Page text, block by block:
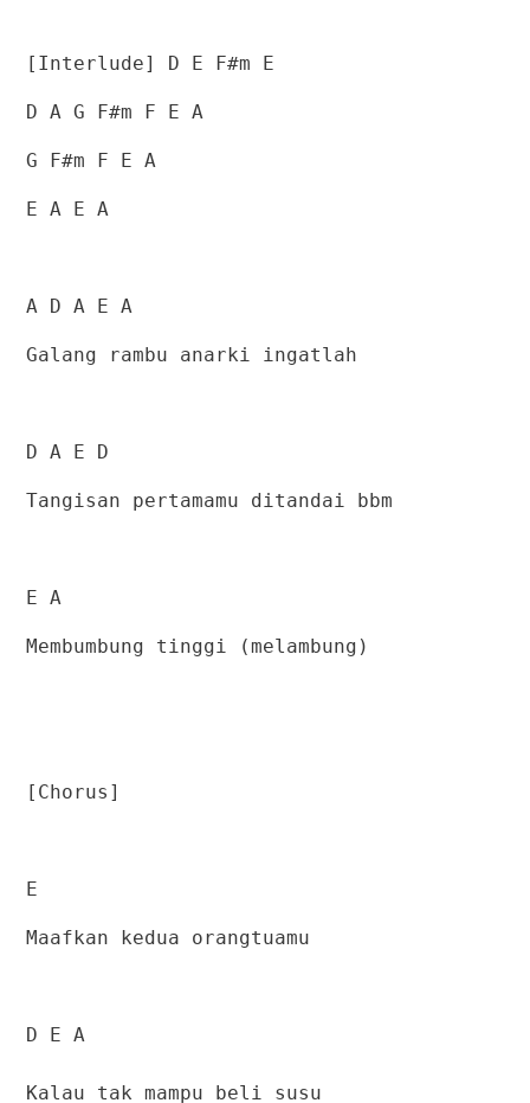
[Interlude] D E F#m E
D A G F#m F E A
G F#m F E A
E A E A
A D A E A
Galang rambu anarki ingatlah
D A E D
Tangisan pertamamu ditandai bbm
E A
Membumbung tinggi (melambung)
[Chorus]
E
Maafkan kedua orangtuamu
D E A
Kalau tak mampu beli susu